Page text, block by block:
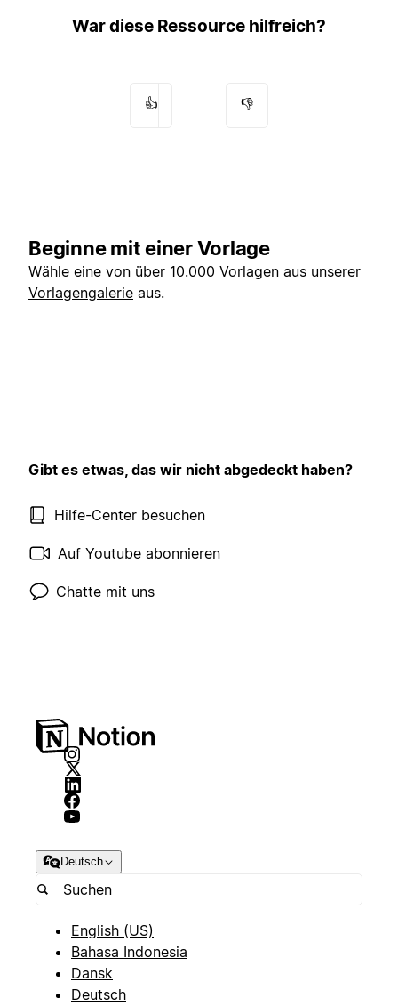
War diese Ressource hilfreich?
👍 👎
Beginne mit einer Vorlage
Wähle eine von über 10.000 Vorlagen aus unserer
Vorlagengalerie aus.
Gibt es etwas, das wir nicht abgedeckt haben?
Hilfe-Center besuchen
Auf Youtube abonnieren
Chatte mit uns
Deutsch
English (US)
Bahasa Indonesia
Dansk
Deutsch